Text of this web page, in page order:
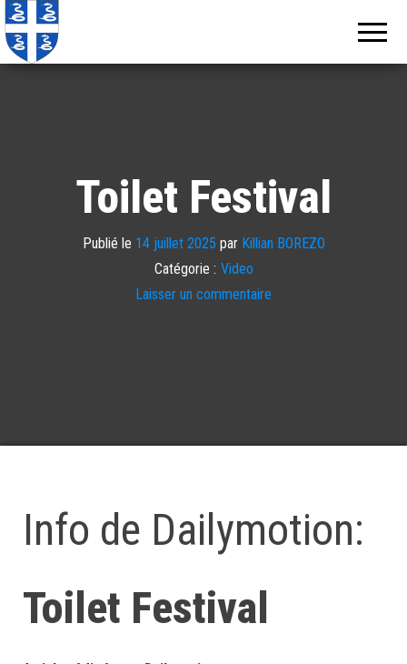
Toilet Festival
Publié le 14 juillet 2025 par Killian BOREZO
Catégorie : Video
Laisser un commentaire
Info de Dailymotion:
Toilet Festival